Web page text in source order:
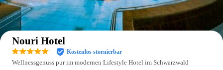
Auf der Karte anzeigen
Nouri Hotel
Kostenlos stornierbar
Wellnessgenuss pur im modernen Lifestyle Hotel im Schwarzwald